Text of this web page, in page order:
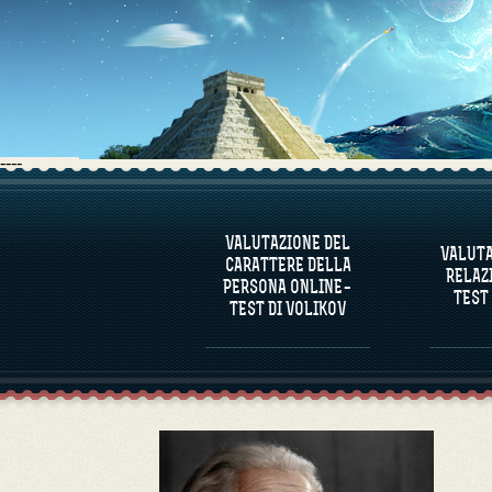
----
VALUTAZIONE DEL
CARATTERE DELLA
PERSONA ONLINE–
TEST DI VOLIKOV
PROGRAMMA
VALUTARE IL CARATTERE
DELLA PERSONA
VALUTAZIONE DEL